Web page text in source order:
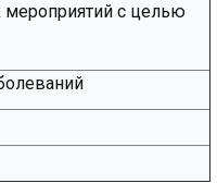
мероприятий с целью